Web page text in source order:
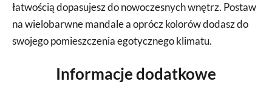
łatwością dopasujesz do nowoczesnych wnętrz. Postaw
na wielobarwne mandale a oprócz kolorów dodasz do
swojego pomieszczenia egotycznego klimatu.
Informacje dodatkowe